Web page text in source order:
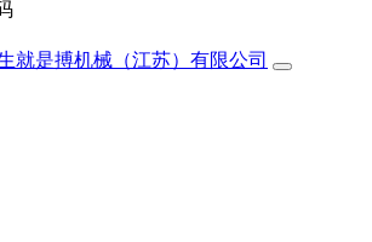
就是搏机械（江苏）有限公司